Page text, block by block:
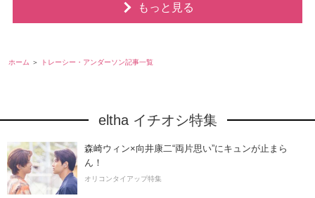
もっと見る
ホーム トレーシー・アンダーソン記事一覧
eltha イチオシ特集
森崎ウィン×向井康二“両片思い”にキュンが止まら
ん！
オリコンタイアップ特集